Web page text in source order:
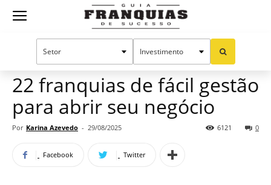
Guia
Oportunidades e tendências
22 franquias de fácil gestão
para abrir seu negócio
Por Karina Azevedo - 29/08/2025 0
6121
Facebook Twitter